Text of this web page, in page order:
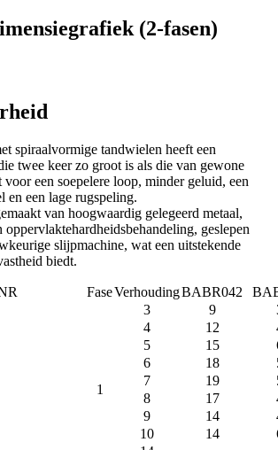
(2-fasen)
spiraalvormige tandwielen heeft een
twee keer zo groot is als die van gewone
een soepelere loop, minder geluid, een
en een lage rugspeling.
van hoogwaardig gelegeerd metaal,
oppervlaktehardheidsbehandeling, geslepen
slijpmachine, wat een uitstekende
biedt.
FaseVerhoudingBABR042
1
3 9
4
12
5
15
6
18
7
19
8
17
9
14
10
14